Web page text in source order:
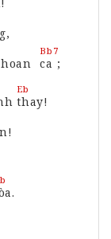
hoan
Bb7
ca ;
Eb
thay!